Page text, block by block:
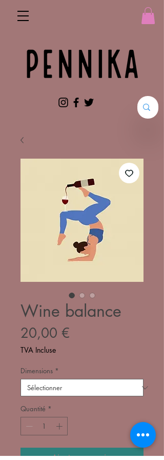
Wine balance
20,00 €
TVA Incluse
Dimensions *
Quantité *
Ajouter au panier